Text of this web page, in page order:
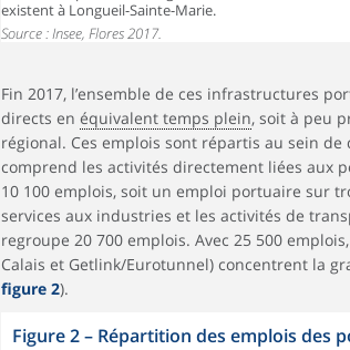
existent à Longueil-Sainte-Marie.
Source : Insee, Flores 2017.
Fin 2017, l’ensemble de ces infrastructures
directs en équivalent temps plein, soit à peu
régional. Ces emplois sont répartis au sein
comprend les activités directement liées aux
10 100 emplois, soit un emploi portuaire sur
services aux industries et les activités de
regroupe 20 700 emplois. Avec 25 500
Calais et Getlink/Eurotunnel) concentrent la
figure 2).
Figure 2– Répartition des emplois des